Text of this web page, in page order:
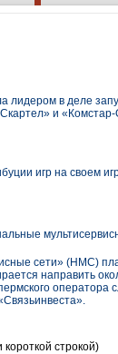
в деле
и
игр на своем
сети» (НМС)
направить
короткой строкой)